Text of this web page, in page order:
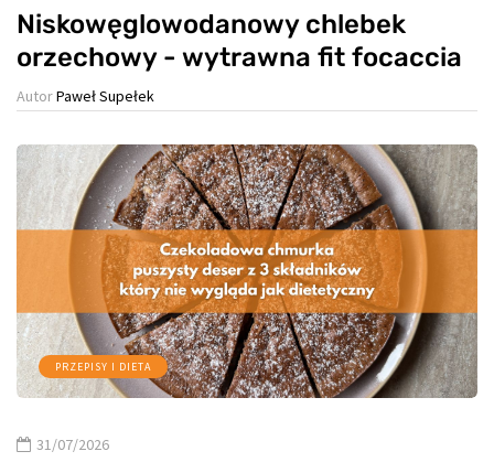
Niskowęglowodanowy chlebek
orzechowy - wytrawna fit focaccia
AutorPaweł Supełek
PRZEPISY I DIETA
31/07/2026